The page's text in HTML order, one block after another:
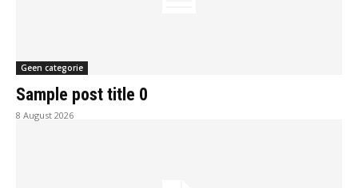
Geen categorie
Sample post title 0
8 August 2026